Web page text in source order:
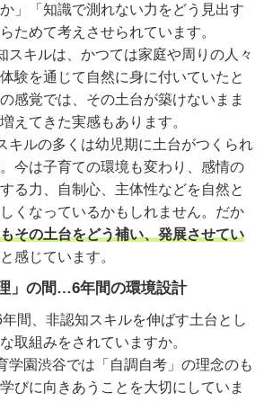
」「知識で測れない力をどう見出す
ためて考えさせられています。
スキルは、かつては家庭や周りの人々
験を通じて自然に身に付いていたと
感覚では、その土台が築けないまま
えてきた実感もあります。
キルの多くは幼児期に土台がつくられ
今は子育ての環境も変わり、感情の
る力、自制心、主体性などを自然と
くなっているかもしれません。だか
その土台をどう補い、発展させてい
感じています。
」の間…6年間の環境設計
年間、非認知スキルを伸ばす土台とし
取組みをされていますか。
学園渋谷では「自調自考」の理念のも
びに向きあうことを大切にしていま